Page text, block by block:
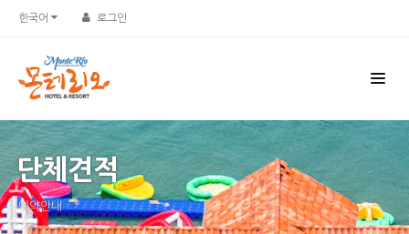
한국어 로그인
단체견적
예약안내
Sketchbook5, 스케치북5